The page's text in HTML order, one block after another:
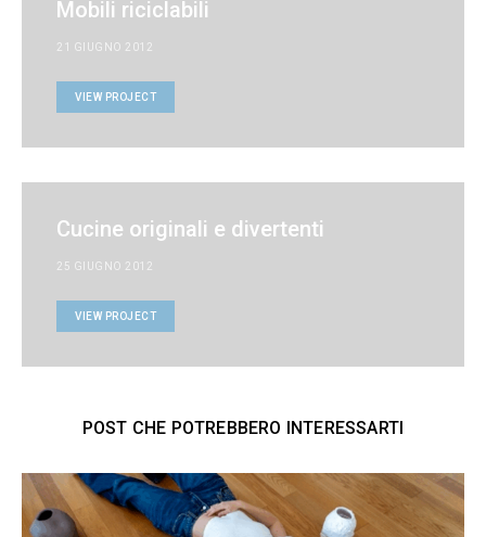
Mobili riciclabili
21 GIUGNO 2012
VIEW PROJECT
Cucine originali e divertenti
25 GIUGNO 2012
VIEW PROJECT
POST CHE POTREBBERO INTERESSARTI